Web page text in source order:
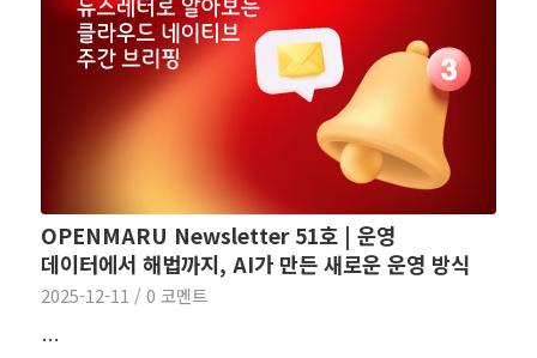
OPENMARU Newsletter 51호 | 운영
데이터에서 해법까지, AI가 만든 새로운 운영 방식
2025-12-11 / 0 코멘트
…